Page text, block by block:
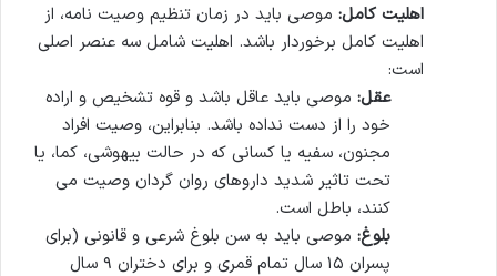
اهلیت کامل: موصی باید در زمان تنظیم وصیت نامه، از
اهلیت کامل برخوردار باشد. اهلیت شامل سه عنصر اصلی
است:
عقل: موصی باید عاقل باشد و قوه تشخیص و اراده
خود را از دست نداده باشد. بنابراین، وصیت افراد
مجنون، سفیه یا کسانی که در حالت بیهوشی، کما، یا
تحت تاثیر شدید داروهای روان گردان وصیت می
کنند، باطل است.
بلوغ: موصی باید به سن بلوغ شرعی و قانونی (برای
پسران ۱۵ سال تمام قمری و برای دختران ۹ سال